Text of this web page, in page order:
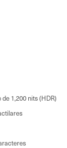
1,200 nits (HDR)